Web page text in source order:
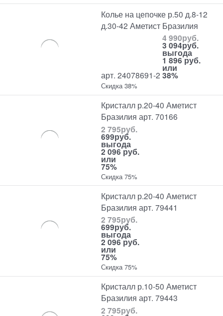
Колье на цепочке р.50 д.8-12
д.30-42 Аметист Бразилия
арт. 24078691-2
4 990руб.
3 094руб.
выгода
1 896 руб.
или
38%
Скидка 38%
Кристалл р.20-40 Аметист
Бразилия арт. 70166
2 795руб.
699руб.
выгода
2 096 руб.
или
75%
Скидка 75%
Кристалл р.20-40 Аметист
Бразилия арт. 79441
2 795руб.
699руб.
выгода
2 096 руб.
или
75%
Скидка 75%
Кристалл р.10-50 Аметист
Бразилия арт. 79443
2 795руб.